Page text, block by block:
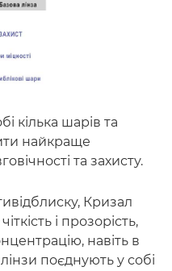
кілька шарів та
найкраще
та захисту.
Кризал
і прозорість,
навіть в
поєднують у собі